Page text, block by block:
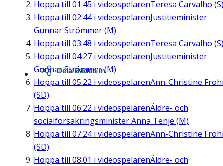
Hoppa till 01:45 i videospelarenTeresa Carvalho (S)
Hoppa till 02:44i videospelarenJustitieminister
Gunnar Strömmer (M)
Hoppa till 03:48 i videospelarenTeresa Carvalho (S)
Hoppa till 04:27 i videospelarenJustitieminister
Gunnar Strömmer (M)
Hoppa till 05:22 i videospelarenAnn-Christine
(SD)
Hoppa till 06:22 i videospelarenÄldre- och
socialförsäkringsminister Anna Tenje (M)
Hoppa till 07:24i videospelarenAnn-Christine
(SD)
Hoppa till 08:01 i videospelarenÄldre- och
Dela/Bädda in